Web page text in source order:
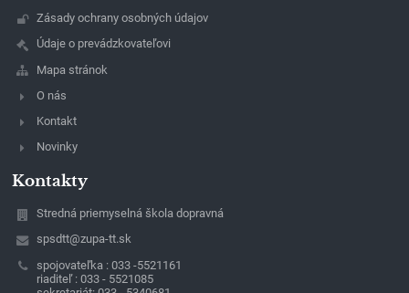
Zásady ochrany osobných údajov
Údaje o prevádzkovateľovi
Mapa stránok
O nás
Kontakt
Novinky
Kontakty
Stredná priemyselná škola dopravná
spsdtt@zupa-tt.sk
spojovateľka : 033 -5521161
riaditeľ : 033 - 5521085